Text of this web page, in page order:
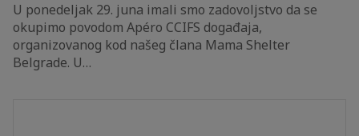
U ponedeljak 29. juna imali smo zadovoljstvo da se
okupimo povodom Apéro CCIFS događaja,
organizovanog kod našeg člana Mama Shelter
Belgrade. U…